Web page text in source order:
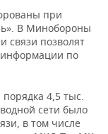
при
В Минобороны
связи позволят
по
порядка 4,5 тыс.
сети было
в том числе